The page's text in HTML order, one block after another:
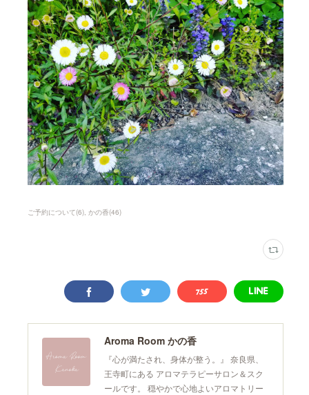
ご予約について(6) かの香(46)
Aroma Room かの香
『心が満たされ、身体が整う。』 奈良県、
王寺町にある アロマテラピーサロン＆スク
ールです。 穏やかで心地よいアロマトリー